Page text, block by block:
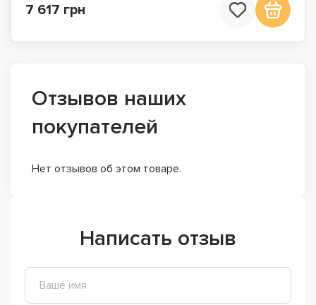
7 617 грн
Отзывов наших
покупателей
Нет отзывов об этом товаре.
Написать отзыв